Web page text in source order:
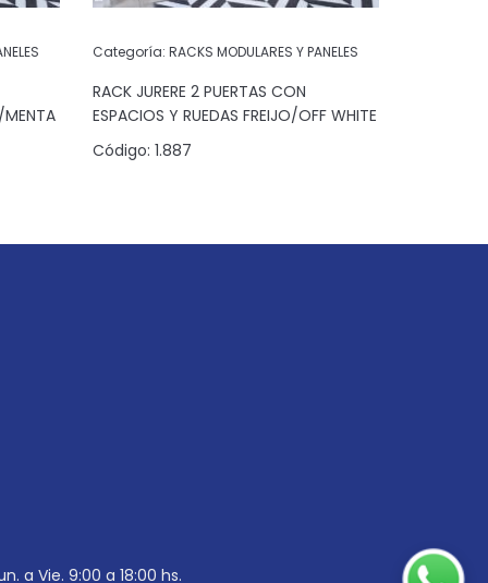
MENTA
Categoría: RACKS MODULARES Y PANELES
RACK JURERE 2 PUERTAS CON
ESPACIOS Y RUEDAS FREIJO/OFF WHITE
Código: 1.887
a Vie. 9:00 a 18:00 hs.